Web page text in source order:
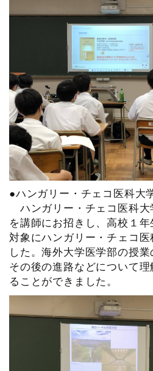
●ハンガリー・チェコ医科大
ハンガリー・チェコ医科大
を講師にお招きし、高校１
対象にハンガリー・チェコ
した。海外大学医学部の授業
その後の進路などについて
ることができました。